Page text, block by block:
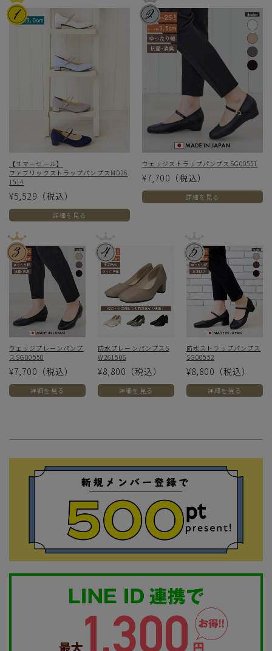
【サマーセール】
ファブリックストラップパンプスMD26
1514
¥5,529 （税込）
詳細を見る
ウェッジストラップパンプスSG00551
¥7,700 （税込）
詳細を見る
ウェッジプレーンパンプ
スSG00550
¥7,700 （税込）
詳細を見る
防水プレーンパンプスS
W261506
¥8,800 （税込）
詳細を見る
防水ストラップパンプス
SG00552
¥8,800 （税込）
詳細を見る